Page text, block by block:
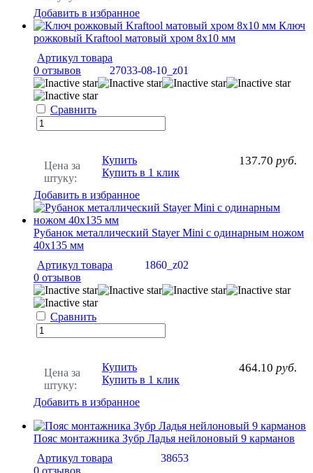
Добавить в избранное
Ключ
рожковый Kraftool матовый хром 8х10 мм
Артикул товара
27033-08-10_z01
0 отзывов
Сравнить
Цена за
штуку:
137.70 руб.
Купить
Купить в 1 клик
Добавить в избранное
Рубанок металлический Stayer Mini с одинарным ножом
40х135 мм
Артикул товара
1860_z02
0 отзывов
Сравнить
Цена за
штуку:
464.10 руб.
Купить
Купить в 1 клик
Добавить в избранное
Пояс монтажника Зубр Ладья нейлоновый 9 карманов
Артикул товара
38653
0 отзывов